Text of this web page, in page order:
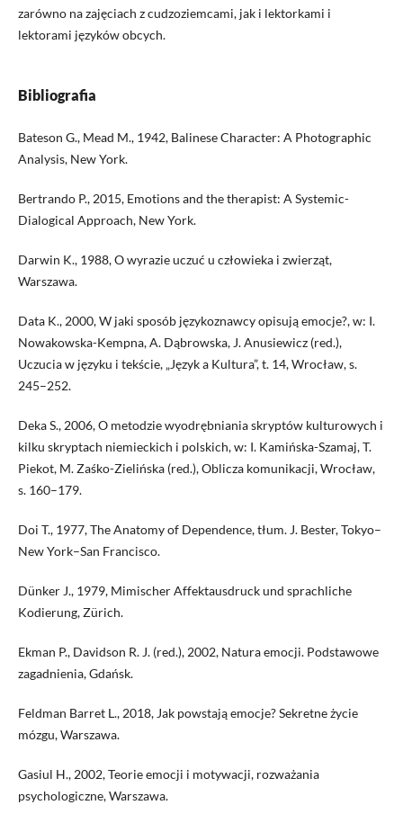
zarówno na zajęciach z cudzoziemcami, jak i lektorkami i
lektorami języków obcych.
Bibliografia
Bateson G., Mead M., 1942, Balinese Character: A Photographic
Analysis, New York.
Bertrando P., 2015, Emotions and the therapist: A Systemic-
Dialogical Approach, New York.
Darwin K., 1988, O wyrazie uczuć u człowieka i zwierząt,
Warszawa.
Data K., 2000, W jaki sposób językoznawcy opisują emocje?, w: I.
Nowakowska-Kempna, A. Dąbrowska, J. Anusiewicz (red.),
Uczucia w języku i tekście, „Język a Kultura”, t. 14, Wrocław, s.
245–252.
Deka S., 2006, O metodzie wyodrębniania skryptów kulturowych i
kilku skryptach niemieckich i polskich, w: I. Kamińska-Szamaj, T.
Piekot, M. Zaśko-Zielińska (red.), Oblicza komunikacji, Wrocław,
s. 160–179.
Doi T., 1977, The Anatomy of Dependence, tłum. J. Bester, Tokyo–
New York–San Francisco.
Dünker J., 1979, Mimischer Affektausdruck und sprachliche
Kodierung, Zürich.
Ekman P., Davidson R. J. (red.), 2002, Natura emocji. Podstawowe
zagadnienia, Gdańsk.
Feldman Barret L., 2018, Jak powstają emocje? Sekretne życie
mózgu, Warszawa.
Gasiul H., 2002, Teorie emocji i motywacji, rozważania
psychologiczne, Warszawa.